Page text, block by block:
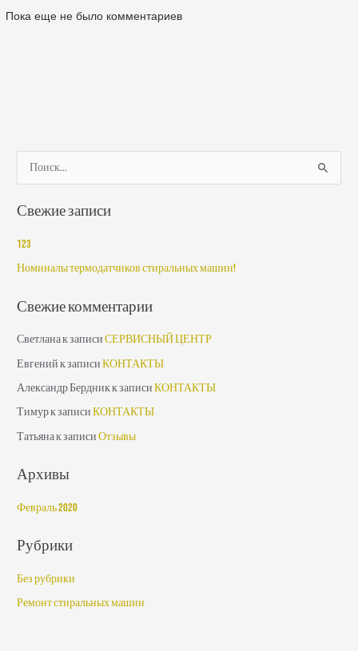
Пока еще не было комментариев
и
Свежие записи
123
Номиналы термодатчиков стиральных машин!
Свежие комментарии
Светланак записиСЕРВИСНЫЙ ЦЕНТР
Евгенийк записиКОНТАКТЫ
Александр Бердникк записиКОНТАКТЫ
Тимурк записиКОНТАКТЫ
Татьянак записиОтзывы
Архивы
Февраль 2020
Рубрики
Без рубрики
Ремонт стиральных машин